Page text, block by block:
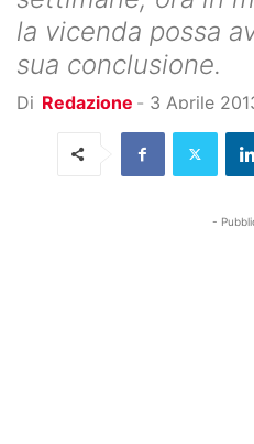
la vicenda possa
sua conclusione.
Di Redazione - 3 Aprile
-